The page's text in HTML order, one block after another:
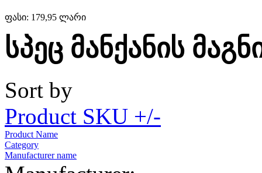
ფასი: 179,95 ლარი
სპეც მანქანის
Sort by
Product SKU +/-
Product Name
Category
Manufacturer name